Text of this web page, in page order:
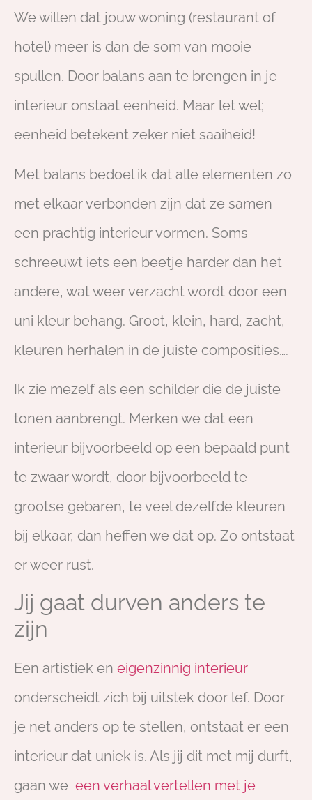
We willen dat jouw woning (restaurant of
hotel) meer is dan de som van mooie
spullen. Door balans aan te brengen in je
interieur onstaat eenheid. Maar let wel;
eenheid betekent zeker niet saaiheid!
Met balans bedoel ik dat alle elementen zo
met elkaar verbonden zijn dat ze samen
een prachtig interieur vormen. Soms
schreeuwt iets een beetje harder dan het
andere, wat weer verzacht wordt door een
uni kleur behang. Groot, klein, hard, zacht,
kleuren herhalen in de juiste composities….
Ik zie mezelf als een schilder die de juiste
tonen aanbrengt. Merken we dat een
interieur bijvoorbeeld op een bepaald punt
te zwaar wordt, door bijvoorbeeld te
grootse gebaren, te veel dezelfde kleuren
bij elkaar, dan heffen we dat op. Zo ontstaat
er weer rust.
Jij gaat durven anders te
zijn
Een artistiek en eigenzinnig interieur
onderscheidt zich bij uitstek door lef. Door
je net anders op te stellen, ontstaat er een
interieur dat uniek is. Als jij dit met mij durft,
gaan we een verhaal vertellen met je